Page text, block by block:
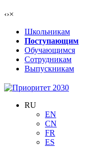
‹›×
Школьникам
Поступающим
Обучающимся
Сотрудникам
Выпускникам
RU
EN
CN
FR
ES